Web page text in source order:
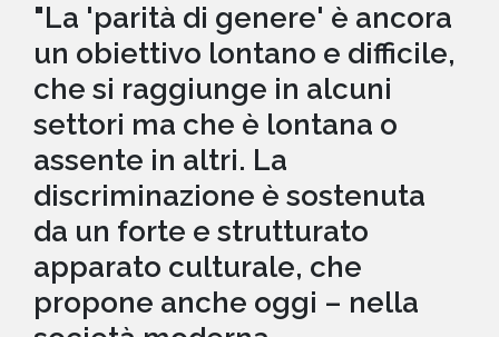
"La 'parità di genere' è ancora
un obiettivo lontano e difficile,
che si raggiunge in alcuni
settori ma che è lontana o
assente in altri. La
discriminazione è sostenuta
da un forte e strutturato
apparato culturale, che
propone anche oggi – nella